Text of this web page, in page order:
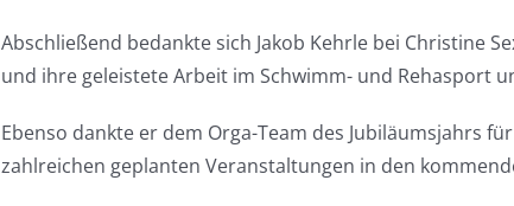
Abschließend bedankte sich Jakob Kehrle bei Christine
und ihre geleistete Arbeit im Schwimm- und Rehasport
Ebenso dankte er dem Orga-Team des Jubiläumsjahrs
zahlreichen geplanten Veranstaltungen in den